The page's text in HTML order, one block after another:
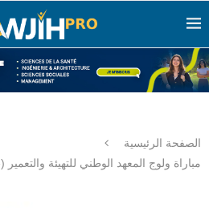
الصفحة الرئيسية
مباراة ولوج المعهد الوطني للتهيئة والتعمير (Bac+5) 2026 – 2027